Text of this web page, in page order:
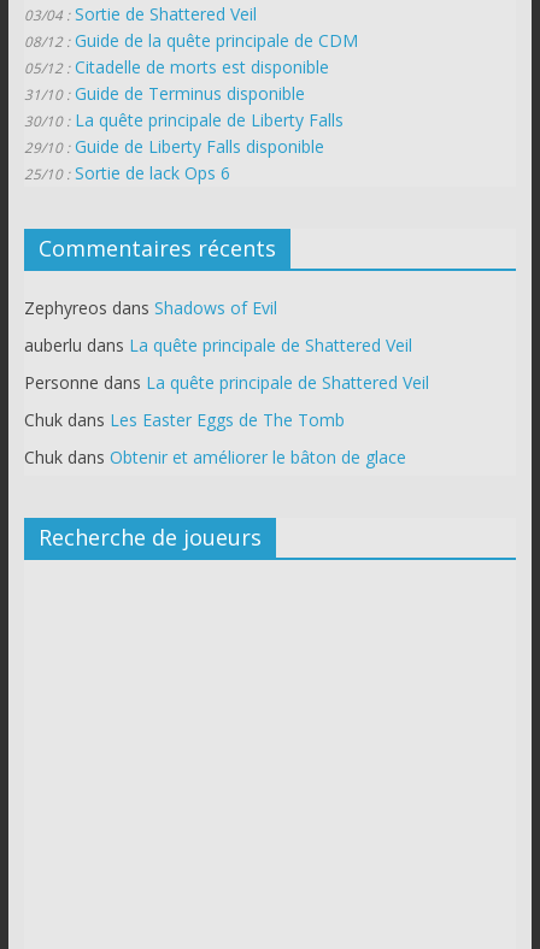
03/04 : Sortie de Shattered Veil
08/12 : Guide de la quête principale de CDM
05/12 : Citadelle de morts est disponible
31/10 : Guide de Terminus disponible
30/10 : La quête principale de Liberty Falls
29/10 : Guide de Liberty Falls disponible
25/10 : Sortie de lack Ops 6
Commentaires récents
Zephyreos dans Shadows of Evil
auberlu dans La quête principale de Shattered Veil
Personne dans La quête principale de Shattered Veil
Chukdans Les Easter Eggs de The Tomb
Chukdans Obtenir et améliorer le bâton de glace
Recherche de joueurs